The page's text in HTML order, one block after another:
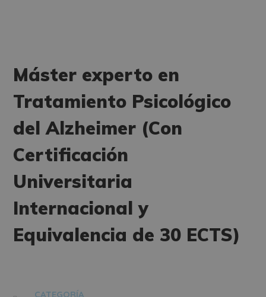
Máster experto en
Tratamiento Psicológico
del Alzheimer (Con
Certificación
Universitaria
Internacional y
Equivalencia de 30 ECTS)
CATEGORÍA